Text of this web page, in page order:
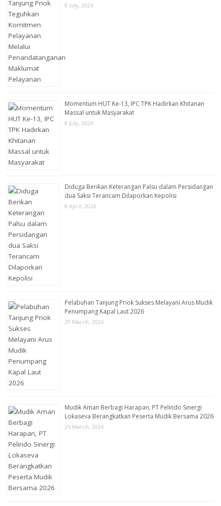
8 July, 2026
Momentum HUT Ke-13, IPC TPK Hadirkan Khitanan
Massal untuk Masyarakat
8 July, 2026
Diduga Berikan Keterangan Palsu dalam Persidangan
dua Saksi Terancam Dilaporkan Kepolisi
8 April, 2026
Pelabuhan Tanjung Priok Sukses Melayani Arus Mudik
Penumpang Kapal Laut 2026
29 March, 2026
Mudik Aman Berbagi Harapan, PT Pelindo Sinergi
Lokaseva Berangkatkan Peserta Mudik Bersama 2026
25 March, 2026